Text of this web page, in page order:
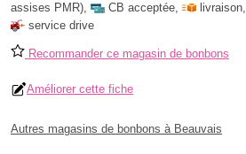
assises PMR), CB acceptée, livraison,
service drive
Recommander ce magasin de bonbons
Améliorer cette fiche
Autres magasins de bonbons à Beauvais